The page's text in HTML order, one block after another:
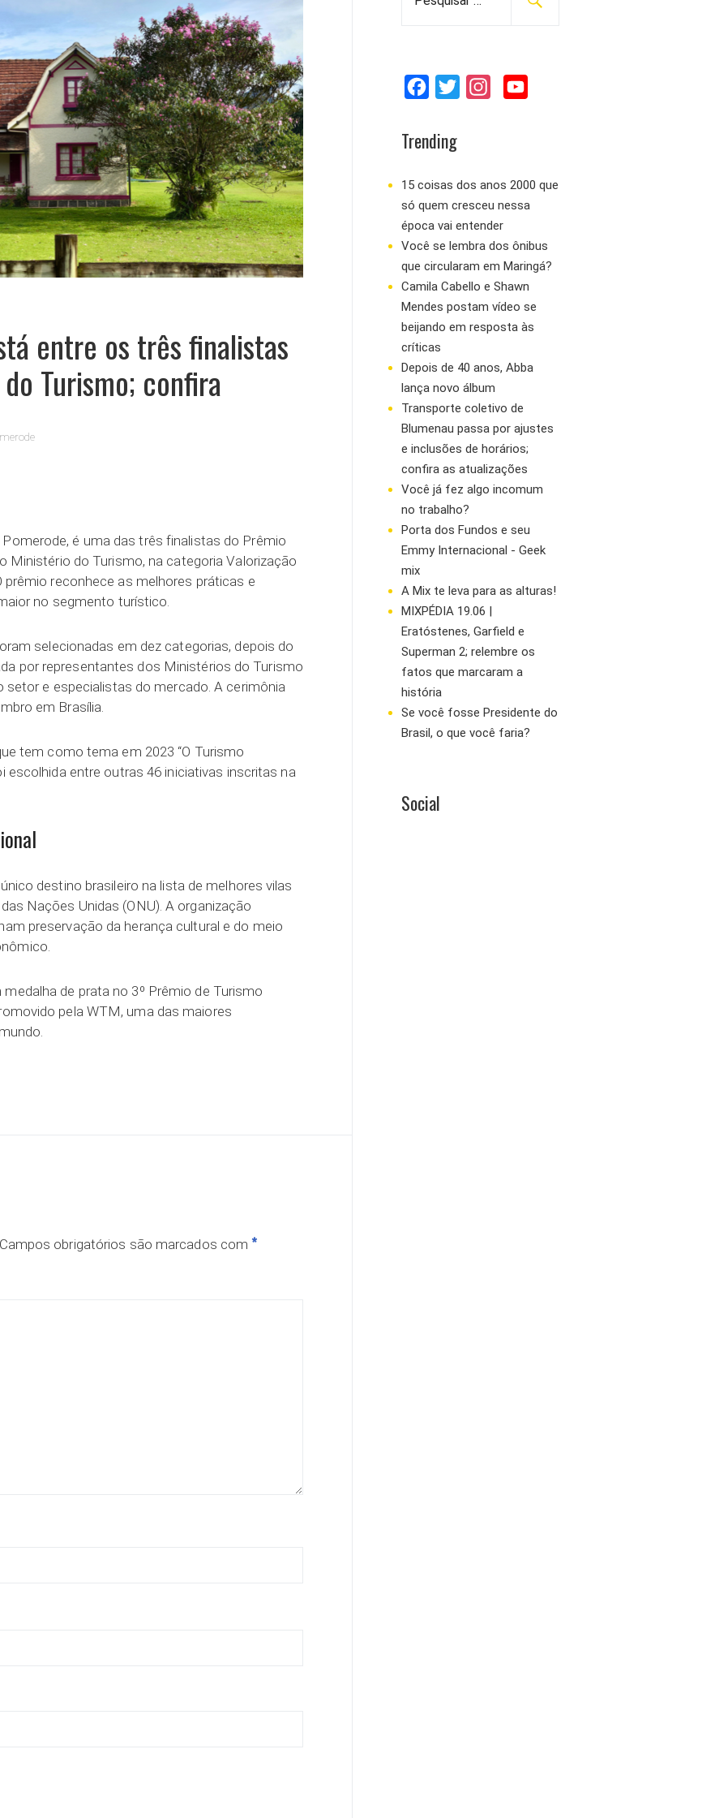
entre os três finalistas
Turismo; confira
é uma das três finalistas do Prêmio
Ministério do Turismo, na categoria Valorização
reconhece as melhores práticas e
no segmento turístico.
selecionadas em dez categorias, depois do
por representantes dos Ministérios do Turismo
setor e especialistas do mercado. A cerimônia
em Brasília.
tem como tema em 2023 “O Turismo
escolhida entre outras 46 iniciativas inscritas na
destino brasileiro na lista de melhores vilas
Nações Unidas (ONU). A organização
preservação da herança cultural e do meio
de prata no 3º Prêmio de Turismo
pela WTM, uma das maiores
Campos obrigatórios são marcados com *
r
o
r
:
c
b
o
o
k
t
e
r
a
g
r
m
u
b
Trending
15 coisas dos anos 2000 que
só quem cresceu nessa
época vai entender
Você se lembra dos ônibus
que circularam em Maringá?
Camila Cabello e Shawn
Mendes postam vídeo se
beijando em resposta às
críticas
Depois de 40 anos, Abba
lança novo álbum
Transporte coletivo de
Blumenau passa por ajustes
e inclusões de horários;
confira as atualizações
Você já fez algo incomum
no trabalho?
Porta dos Fundos e seu
Emmy Internacional - Geek
mix
A Mix te leva para as alturas!
MIXPÉDIA 19.06 |
Eratóstenes, Garfield e
Superman 2; relembre os
fatos que marcaram a
história
Se você fosse Presidente do
Brasil, o que você faria?
Social